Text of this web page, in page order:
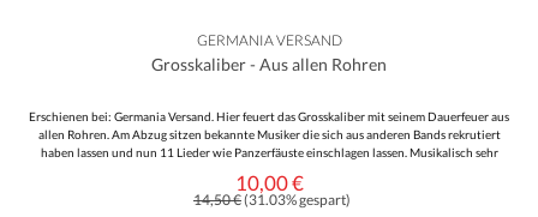
GERMANIA VERSAND
Grosskaliber - Aus allen Rohren
Erschienen bei: Germania Versand. Hier feuert das Grosskaliber mit seinem Dauerfeuer aus
allen Rohren. Am Abzug sitzen bekannte Musiker die sich aus anderen Bands rekrutiert
haben lassen und nun 11 Lieder wie Panzerfäuste einschlagen lassen. Musikalisch sehr
Rad nicht neu erfunden, man bewegt sich im bekannten Rahmen. Ein schickes, 12-seitiges
Booklet rundet die Sache perfekt ab. Für die Sammler gibt es ein DigiPack, welches auf 222
Verkaufspreis:
10,00 €
Regulärer Preis:
14,50 €(31.03% gespart)